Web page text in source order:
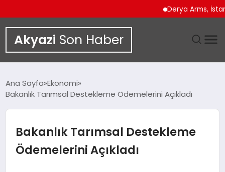
Derya Arms,
Akyazi Son Haber
DÜNYA
EKONOMI
Ana Sayfa Ekonomi
Bakanlık Tarımsal Destekleme Ödemelerini Açıkladı
Bakanlık Tarımsal Destekleme
Ödemelerini Açıkladı